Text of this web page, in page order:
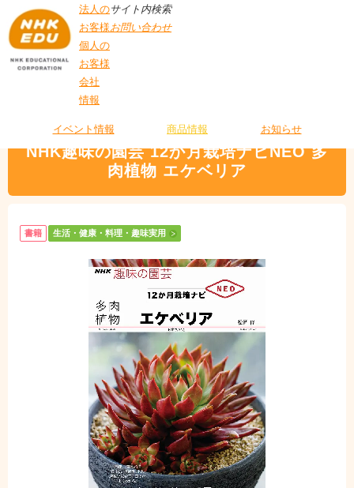
法人の
お客様
個人の
お客様
会社
情報
サイト内検索
お問い合わせ
イベント情報 商品情報 お知らせ
NEO 多肉植物 エケベリア
NHK趣味の園芸 12か月栽培ナビNEO 多
肉植物 エケベリア
書籍 生活・健康・料理・趣味実用